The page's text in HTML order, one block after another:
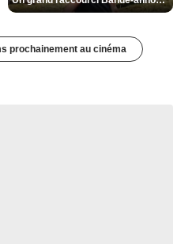
prochainement au cinéma